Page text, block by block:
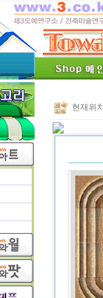
현재위